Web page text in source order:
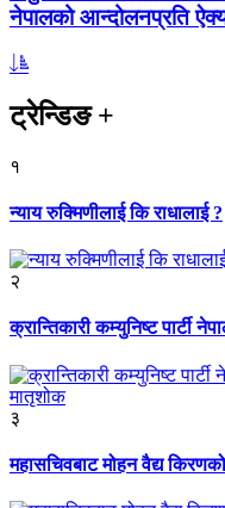
नेपालको आन्दोलनप्रति
ट्रेन्डिङ+
१
न्याय रुक्मिणीलाई कि राधालाई ?
२
क्रान्तिकारी कम्युनिष्ट पार्टी
३
महासचिवबाट मोहन वैद्य